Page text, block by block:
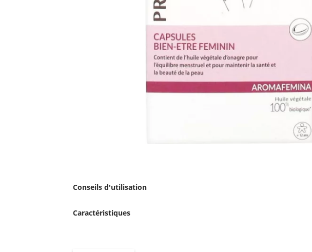
Conseils d'utilisation
Caractéristiques